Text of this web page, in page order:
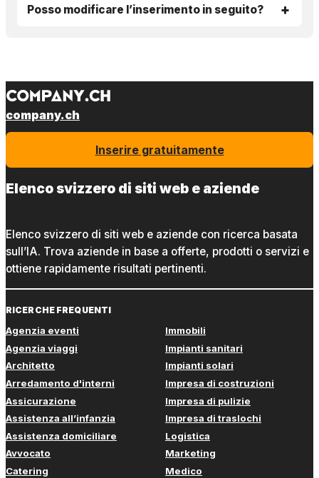
Posso modificare l’inserimento in seguito?
company.ch
Inserire gratuitamente
Elenco svizzero di siti web e aziende
Elenco svizzero di siti web e aziende con ricerca basata
sull’IA. Trova aziende in base a offerte, prodotti o servizi e
ottiene rapidamente risultati pertinenti.
RICERCHE FREQUENTI
Agenzia eventi
Agenzia viaggi
Architetto
Arredamento d'interni
Assicurazione
Assistenza all’infanzia
Assistenza domiciliare
Avvocato
Catering
Immobili
Impianti sanitari
Impianti solari
Impresa di costruzioni
Impresa di pulizie
Impresa di traslochi
Logistica
Marketing
Medico